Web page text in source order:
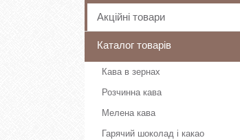
Акційні товари
Каталог товарів
Кава в зернах
Розчинна кава
Мелена кава
Гарячий шоколад і какао